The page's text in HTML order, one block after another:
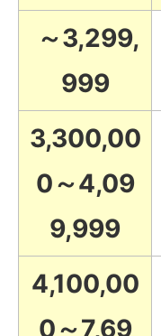
～3,299,
999
3,300,00
0～4,09
9,999
4,100,00
0～7,69